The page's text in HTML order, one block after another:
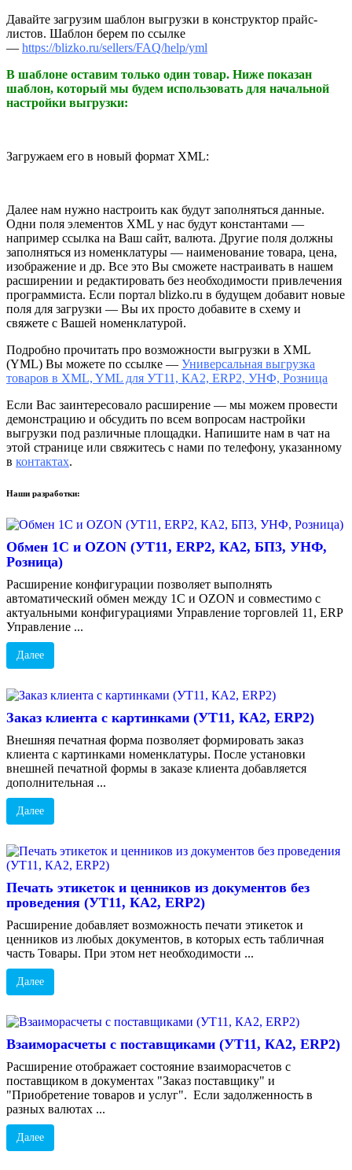
Давайте загрузим шаблон выгрузки в конструктор прайс-
листов. Шаблон берем по ссылке
— https://blizko.ru/sellers/FAQ/help/yml
В шаблоне оставим только один товар. Ниже показан
шаблон, который мы будем использовать для начальной
настройки выгрузки:
Загружаем его в новый формат XML:
Далее нам нужно настроить как будут заполняться данные.
Одни поля элементов XML у нас будут константами —
например ссылка на Ваш сайт, валюта. Другие поля должны
заполняться из номенклатуры — наименование товара, цена,
изображение и др. Все это Вы сможете настраивать в нашем
расширении и редактировать без необходимости привлечения
программиста. Если портал blizko.ru в будущем добавит новые
поля для загрузки — Вы их просто добавите в схему и
свяжете с Вашей номенклатурой.
Подробно прочитать про возможности выгрузки в XML
(YML) Вы можете по ссылке — Универсальная выгрузка
товаров в XML, YML для УТ11, КА2, ERP2, УНФ, Розница
Если Вас заинтересовало расширение — мы можем провести
демонстрацию и обсудить по всем вопросам настройки
выгрузки под различные площадки. Напишите нам в чат на
этой странице или свяжитесь с нами по телефону, указанному
в контактах.
Наши разработки:
Обмен 1С и OZON (УТ11, ERP2, КА2, БП3, УНФ,
Розница)
Расширение конфигурации позволяет выполнять
автоматический обмен между 1С и OZON и совместимо с
актуальными конфигурациями Управление торговлей 11, ERP
Управление ...
Далее
Заказ клиента с картинками (УТ11, КА2, ERP2)
Внешняя печатная форма позволяет формировать заказ
клиента с картинками номенклатуры. После установки
внешней печатной формы в заказе клиента добавляется
дополнительная ...
Далее
Печать этикеток и ценников из документов без
проведения (УТ11, КА2, ERP2)
Расширение добавляет возможность печати этикеток и
ценников из любых документов, в которых есть табличная
часть Товары. При этом нет необходимости ...
Далее
Взаиморасчеты с поставщиками (УТ11, КА2, ERP2)
Расширение отображает состояние взаиморасчетов с
поставщиком в документах "Заказ поставщику" и
"Приобретение товаров и услуг". Если задолженность в
разных валютах ...
Далее